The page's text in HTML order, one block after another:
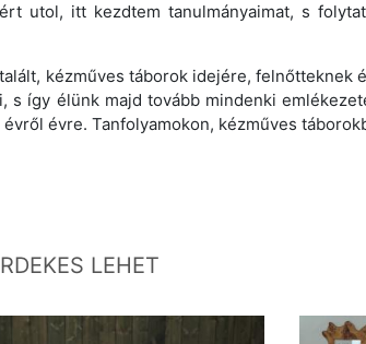
utol, itt kezdtem tanulmányaimat, s
kézműves táborok idejére,
s így élünk majd tovább mindenki
évre. Tanfolyamokon, kézműves
LEHET